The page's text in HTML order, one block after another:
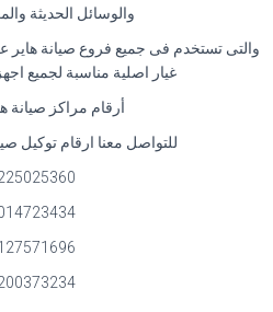
والوسائل الحديثة
والتى تستخدم فى جميع فروع صيانة هاير
غيار اصلية مناسبة لجميع
أرقام مراكز صيانة
للتواصل معنا ارقام توكيل